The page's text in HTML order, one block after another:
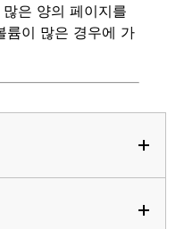
은 양의 페이지를
륨이 많은 경우에 가